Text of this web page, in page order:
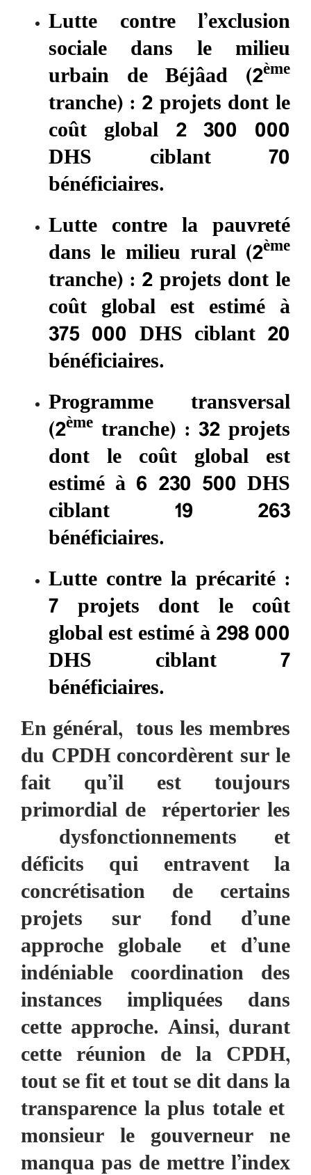
Lutte contre l’exclusion
sociale dans le milieu
urbain de Béjâad (2ème
tranche) : 2 projets dont le
coût global 2 300 000
DHS ciblant 70
bénéficiaires.
Lutte contre la pauvreté
dans le milieu rural (2ème
tranche) : 2 projets dont le
coût global est estimé à
375 000 DHS ciblant 20
bénéficiaires.
Programme transversal
(2ème tranche) : 32 projets
dont le coût global est
estimé à 6 230 500 DHS
ciblant 19 263
bénéficiaires.
Lutte contre la précarité :
7 projets dont le coût
global est estimé à 298 000
DHS ciblant 7
bénéficiaires.
En général, tous les membres
du CPDH concordèrent sur le
fait qu’il est toujours
primordial de répertorier les
dysfonctionnements et
déficits qui entravent la
concrétisation de certains
projets sur fond d’une
approche globale et d’une
indéniable coordination des
instances impliquées dans
cette approche. Ainsi, durant
cette réunion de la CPDH,
tout se fit et tout se dit dans la
transparence la plus totale et
monsieur le gouverneur ne
manqua pas de mettre l’index